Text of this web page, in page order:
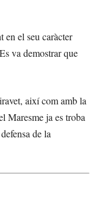
en el seu caràcter
va demostrar que
així com amb la
Maresme ja es troba
de la